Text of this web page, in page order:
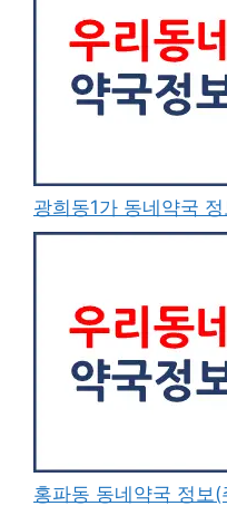
광희동1가 동네약국
홍파동 동네약국 정보